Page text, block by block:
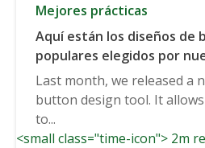
Mejores prácticas
Aquí están los diseños de
populares elegidos por
Last month, we released a
button design tool. It
to...
<small class="time-icon"> 2m